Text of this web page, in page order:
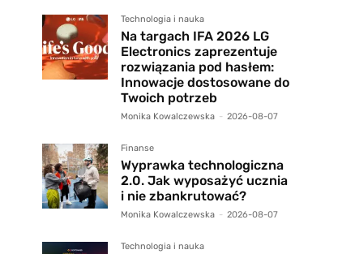
Technologia i nauka
Na targach IFA 2026 LG
Electronics zaprezentuje
rozwiązania pod hasłem:
Innowacje dostosowane do
Twoich potrzeb
Monika Kowalczewska - 2026-08-07
Finanse
Wyprawka technologiczna
2.0. Jak wyposażyć ucznia
i nie zbankrutować?
Monika Kowalczewska - 2026-08-07
Technologia i nauka